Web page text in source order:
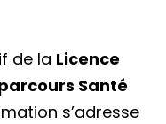
de la Licence
Santé
s’adresse